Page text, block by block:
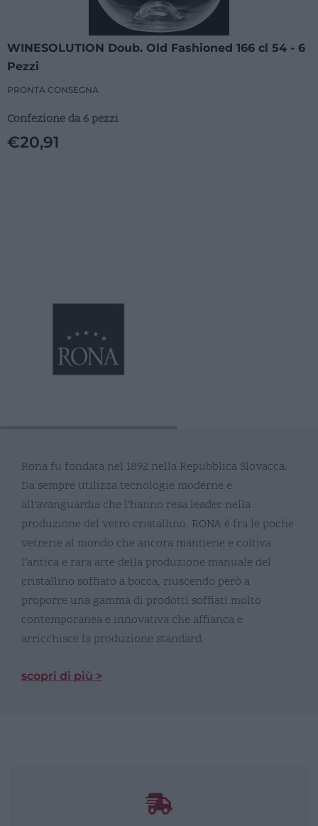
WINESOLUTION Doub. Old Fashioned 166 cl 54 - 6
Pezzi
PRONTA CONSEGNA
Confezione da 6 pezzi
€20,91
Rona fu fondata nel 1892 nella Repubblica Slovacca.
Da sempre utilizza tecnologie moderne e
all‘avanguardia che l’hanno resa leader nella
produzione del vetro cristallino. RONA è fra le poche
vetrerie al mondo che ancora mantiene e coltiva
l’antica e rara arte della produzione manuale del
cristallino soffiato a bocca, riuscendo però a
proporre una gamma di prodotti soffiati molto
contemporanea e innovativa che affianca e
arricchisce la produzione standard.
scopri di più >